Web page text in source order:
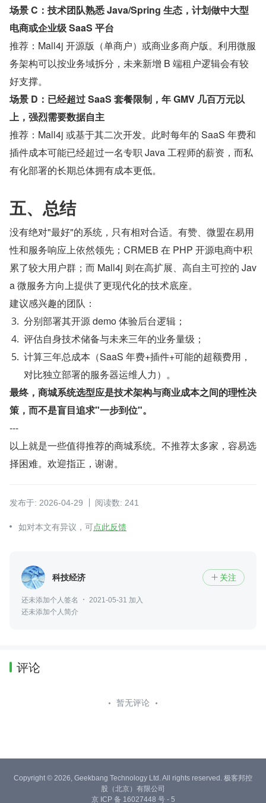
场景 C：技术团队熟悉 Java/Spring 生态，计划做中大型
电商或企业级 SaaS 平台
推荐：Mall4j 开源版（单商户）或商业多商户版。利用微服
务架构可以按业务域拆分，未来新增 B 端租户逻辑会有较
好支撑。
场景 D：已经超过 SaaS 套餐限制，年 GMV 几百万元以
上，强烈需要数据自主
推荐：Mall4j 或基于其二次开发。此时每年的 SaaS 年费和
插件成本可能已经超过一名专职 Java 工程师的薪资，而私
有化部署的长期总体拥有成本更低。
五、总结
没有绝对"最好"的系统，只有相对合适。有赞、微盟在易用
性和服务响应上依然领先；CRMEB 在 PHP 开源电商中积
累了较大用户群；而 Mall4j 则在高扩展、高自主可控的 Jav
a 微服务方向上提供了更现代化的技术底座。
建议感兴趣的团队：
分别部署其开源 demo 体验后台逻辑；
评估自身技术储备与未来三年的业务量级；
计算三年总成本（SaaS 年费+插件+可能的超额费用，
对比独立部署的服务器运维人力）。
最终，商城系统选型应是技术架构与商业成本之间的理性决
策，而不是盲目追求"一步到位"。
---
以上就是一些值得推荐的商城系统。不推荐太多家，容易选
择困难。欢迎指正，谢谢。
发布于: 2026-04-29 阅读数: 241
如对本文有异议，可点此反馈
科技经济  关注
还未添加个人签名
2021-05-31 加入
还未添加个人简介
评论
暂无评论
Copyright © 2026, Geekbang Technology Ltd. All rights reserved. 极客邦控
股（北京）有限公司
京 ICP 备 16027448 号 - 5